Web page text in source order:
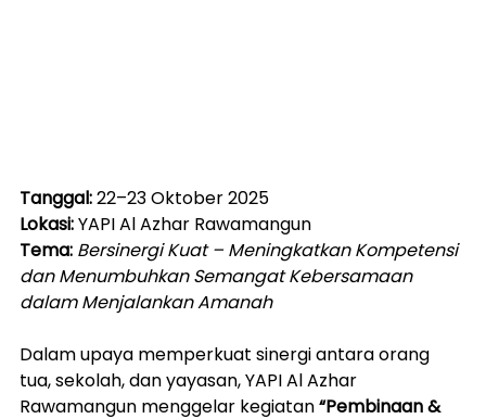
Tanggal: 22–23 Oktober 2025
Lokasi: YAPI Al Azhar Rawamangun
Tema: Bersinergi Kuat – Meningkatkan Kompetensi
dan Menumbuhkan Semangat Kebersamaan
dalam Menjalankan Amanah
Dalam upaya memperkuat sinergi antara orang
tua, sekolah, dan yayasan, YAPI Al Azhar
Rawamangun menggelar kegiatan “Pembinaan &